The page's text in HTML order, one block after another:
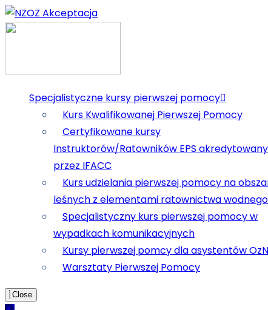
Specjalistyczne kursy pierwszej pomocy
Kurs Kwalifikowanej Pierwszej Pomocy
Certyfikowane kursy
Instruktorów/Ratowników EPS
przez IFACC
Kurs udzielania pierwszej pomocy na
leśnych z elementami ratownictwa wodnego
Specjalistyczny kurs pierwszej pomocy w
wypadkach komunikacyjnych
Kursy pierwszej pomcy dla asystentów OzN
Warsztaty Pierwszej Pomocy
Close